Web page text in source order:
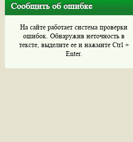
Сообщить об ошибке
На сайте работает система проверки
ошибок. Обнаружив неточность в
тексте, выделите ее и нажмите Ctrl +
Enter.